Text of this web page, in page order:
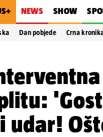
NEWS SHOW
Dan pobjede Crna
udar!